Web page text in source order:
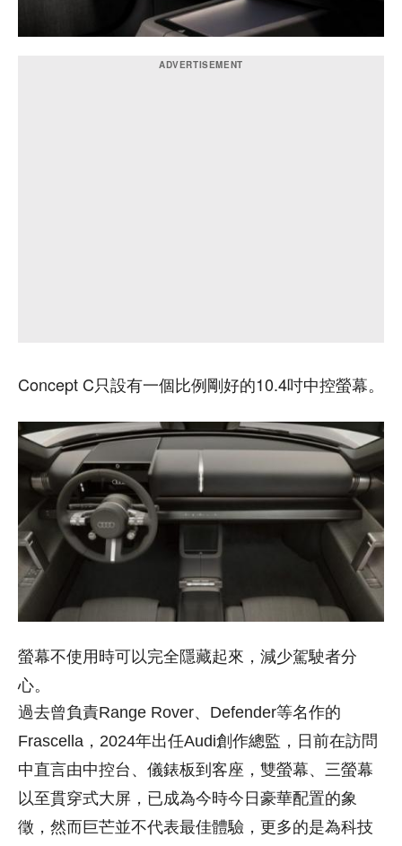
Concept C只設有一個比例剛好的10.4吋中控螢幕。
螢幕不使用時可以完全隱藏起來，減少駕駛者分
心。
過去曾負責Range Rover、Defender等名作的
Frascella，2024年出任Audi創作總監，日前在訪問
中直言由中控台、儀錶板到客座，雙螢幕、三螢幕
以至貫穿式大屏，已成為今時今日豪華配置的象
徵，然而巨芒並不代表最佳體驗，更多的是為科技